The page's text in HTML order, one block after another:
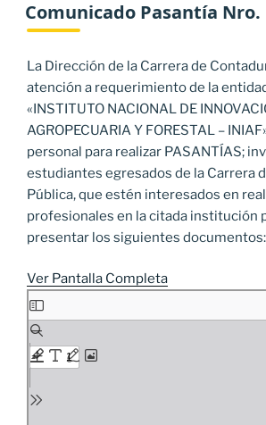
EL
Comunicado Pasantía Nro.
La Dirección de la Carrera de
atención a requerimiento de la
«INSTITUTO NACIONAL DE
AGROPECUARIA Y FORESTAL –
personal para realizar PASANTÍAS;
estudiantes egresados de la Carrera
Pública, que estén interesados en
profesionales en la citada institución
presentar los siguientes documentos:
Ver Pantalla Completa
Saltar
al
contenido
del
PDF